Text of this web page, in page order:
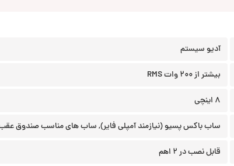
آدیو سیستم
بیشتر از 200 وات RMS
8 اینچی
ساب باکس پسیو (نیازمند آمپلی فایر), ساب های مناسب صندوق
قابل نصب در 2 اهم